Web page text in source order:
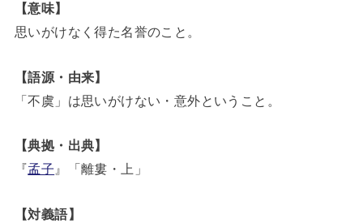
【意味】
思いがけなく得た名誉のこと。
【語源・由来】
「不虞」は思いがけない・意外ということ。
【典拠・出典】
『孟子 』「離婁・上」
【対義語】